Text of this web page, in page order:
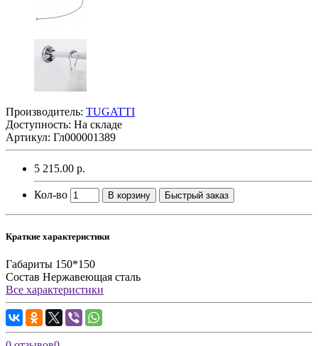
Производитель: TUGATTI
Доступность: На складе
Артикул: Гл000001389
5 215.00 р.
Кол-во В корзину Быстрый заказ
Краткие характеристики
Габариты 150*150
Состав Нержавеющая сталь
Все характеристики